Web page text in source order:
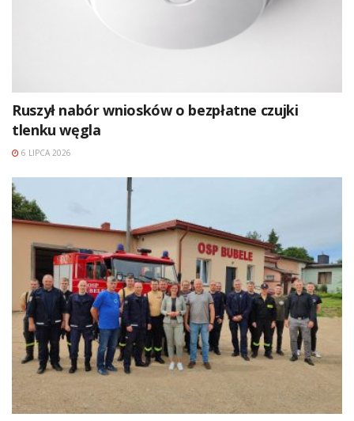
Ruszył nabór wniosków o bezpłatne czujki
tlenku węgla
6 LIPCA 2026